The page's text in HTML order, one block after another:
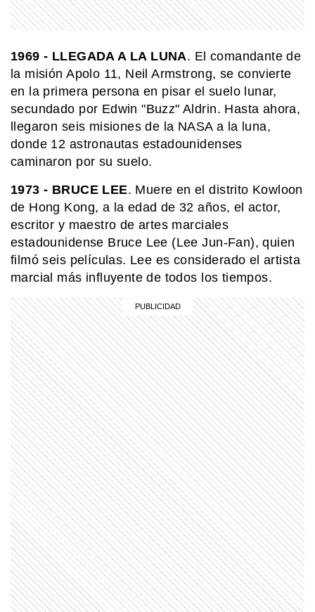
1969 - LLEGADA A LA LUNA. El comandante de
la misión Apolo 11, Neil Armstrong, se convierte
en la primera persona en pisar el suelo lunar,
secundado por Edwin "Buzz" Aldrin. Hasta ahora,
llegaron seis misiones de la NASA a la luna,
donde 12 astronautas estadounidenses
caminaron por su suelo.
1973 - BRUCE LEE. Muere en el distrito Kowloon
de Hong Kong, a la edad de 32 años, el actor,
escritor y maestro de artes marciales
estadounidense Bruce Lee (Lee Jun-Fan), quien
filmó seis películas. Lee es considerado el artista
marcial más influyente de todos los tiempos.
MI PAIS
¿Sabías que Yrigoyen y Alem eran
familia? Esta es su historia
¿Qué pasa con los envases después
de usarlos? La experiencia que
enseña a darles una segunda vida
EL MUNDO
que solo existen en Escocia
MI PAIS
¿Cuándo y dónde nació José de San
Martín?
MI PAIS
24 de junio: ¿Por qué es uno de los
días más "argentinos" que existe?
EL MUNDO
La ciudad sueca de los pepinos, los
vikingos y la electricidad
MI PAIS
Conocé el nombre completo de
Manuel Belgrano
MI PAIS
¿Sabías que Manuel Belgrano era
descendiente de italianos?